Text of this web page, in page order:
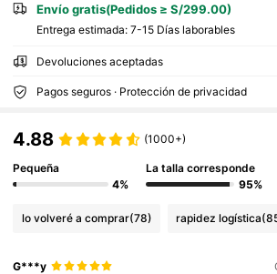
Envío gratis(Pedidos ≥ S/299.00)
Entrega estimada: 7-15 Días laborables
Devoluciones aceptadas
Pagos seguros · Protección de privacidad
4.88 (1000+)
Pequeña
4%
La talla corresponde
95%
lo volveré a comprar(78) rapidez logística
G***y